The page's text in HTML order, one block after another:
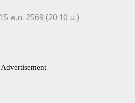
15 พ.ค. 2569 (20:10 น.)
Advertisement